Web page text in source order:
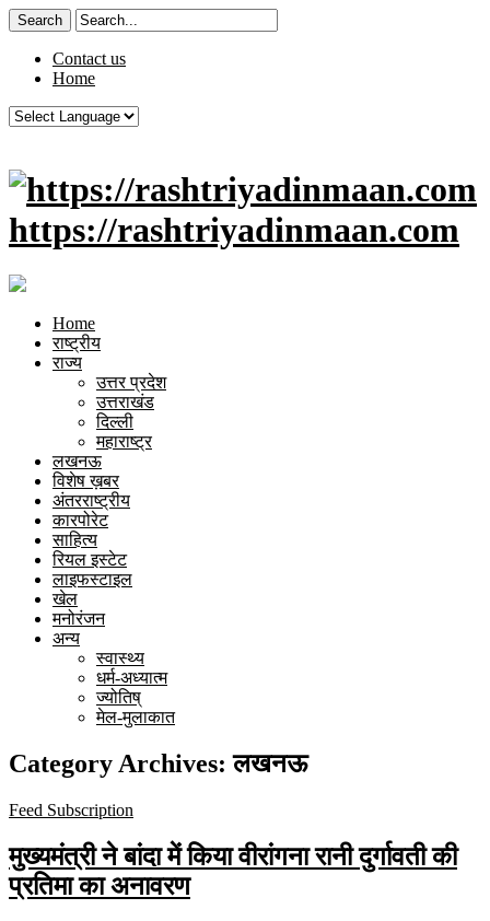
Contact us
Home
https://rashtriyadinmaan.com
Home
राष्ट्रीय
राज्य
उत्तर प्रदेश
उत्तराखंड
दिल्ली
महाराष्ट्र
लखनऊ
विशेष ख़बर
अंतरराष्ट्रीय
कारपोरेट
साहित्य
रियल इस्टेट
लाइफस्टाइल
खेल
मनोरंजन
अन्य
स्वास्थ्य
धर्म-अध्यात्म
ज्योतिष्
मेल-मुलाकात
Category Archives:लखनऊ
Feed Subscription
मुख्यमंत्री ने बांदा में किया वीरांगना रानी दुर्गावती की
प्रतिमा का अनावरण